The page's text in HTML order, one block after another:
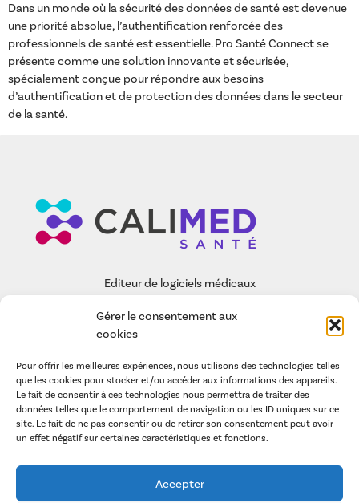
Gérer le consentement aux
cookies
Pour offrir les meilleures expériences, nous utilisons des technologies telles
que les cookies pour stocker et/ou accéder aux informations des appareils.
Le fait de consentir à ces technologies nous permettra de traiter des
données telles que le comportement de navigation ou les ID uniques sur ce
site. Le fait de ne pas consentir ou de retirer son consentement peut avoir
un effet négatif sur certaines caractéristiques et fonctions.
Accepter
Dans un monde où la sécurité des données de santé est devenue
une priorité absolue, l’authentification renforcée des
professionnels de santé est essentielle. Pro Santé Connect se
présente comme une solution innovante et sécurisée,
spécialement conçue pour répondre aux besoins
d’authentification et de protection des données dans le secteur
de la santé.
Editeur de logiciels médicaux
EASY-CARE
CALIMED SAS
ARTICLES
POLITIQUE DE GESTION DES COOKIES
LA POLITIQUE DE CONFIDENTIALITÉ
CONDITIONS GÉNÉRALES D’UTILISATION